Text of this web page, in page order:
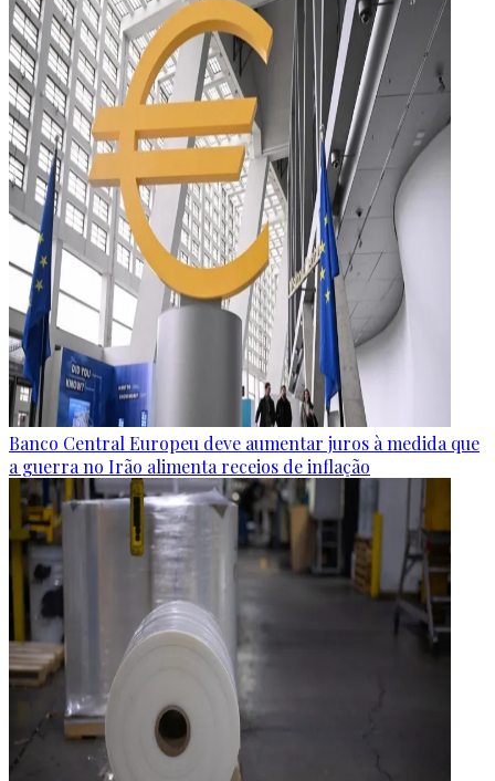
Banco Central Europeu deve aumentar juros à medida que
a guerra no Irão alimenta receios de inflação